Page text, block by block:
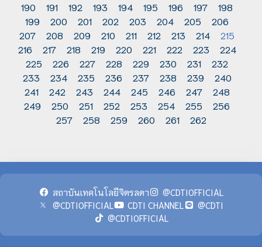
190
191 192 193 194 195 196 197
198
199
200 201 202 203 204 205
206
207
208 209 210 211 212 213 214
215
216
217 218 219 220 221 222 223
224
225
226 227 228 229 230 231
232
233
234 235 236 237 238 239
240
241
242 243 244 245 246 247
248
249
250 251 252 253 254 255
256
257
258 259 260 261 262
สถาบันเทคโนโลยีจิตรลดา
@CDTIOFFICIAL
@CDTIOFFICIAL
CDTI CHANNEL
@CDTI
@CDTIOFFICIAL